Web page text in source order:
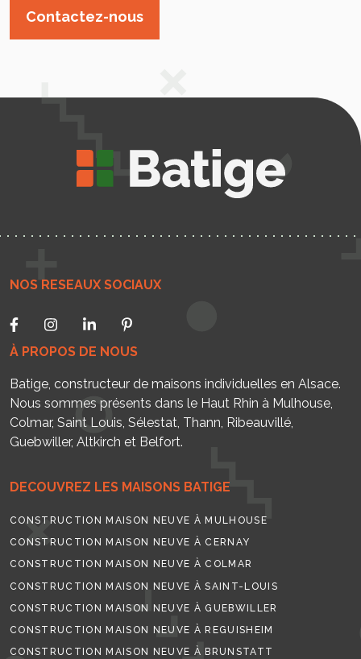
Contactez-nous
À PROPOS DE NOUS
Batige, constructeur de maisons individuelles en Alsace.
Nous sommes présents dans le Haut Rhin à Mulhouse,
Colmar, Saint Louis, Sélestat, Thann, Ribeauvillé,
Guebwiller, Altkirch et Belfort.
NOS RESEAUX SOCIAUX
DECOUVREZ LES MAISONS BATIGE
CONSTRUCTION MAISON NEUVE À MULHOUSE
CONSTRUCTION MAISON NEUVE À CERNAY
CONSTRUCTION MAISON NEUVE À COLMAR
CONSTRUCTION MAISON NEUVE À SAINT-LOUIS
CONSTRUCTION MAISON NEUVE À GUEBWILLER
CONSTRUCTION MAISON NEUVE À REGUISHEIM
CONSTRUCTION MAISON NEUVE À BRUNSTATT